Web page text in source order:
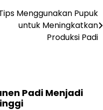
Menggunakan Pupuk
untuk Meningkatkan
Produksi Padi
Padi Menjadi